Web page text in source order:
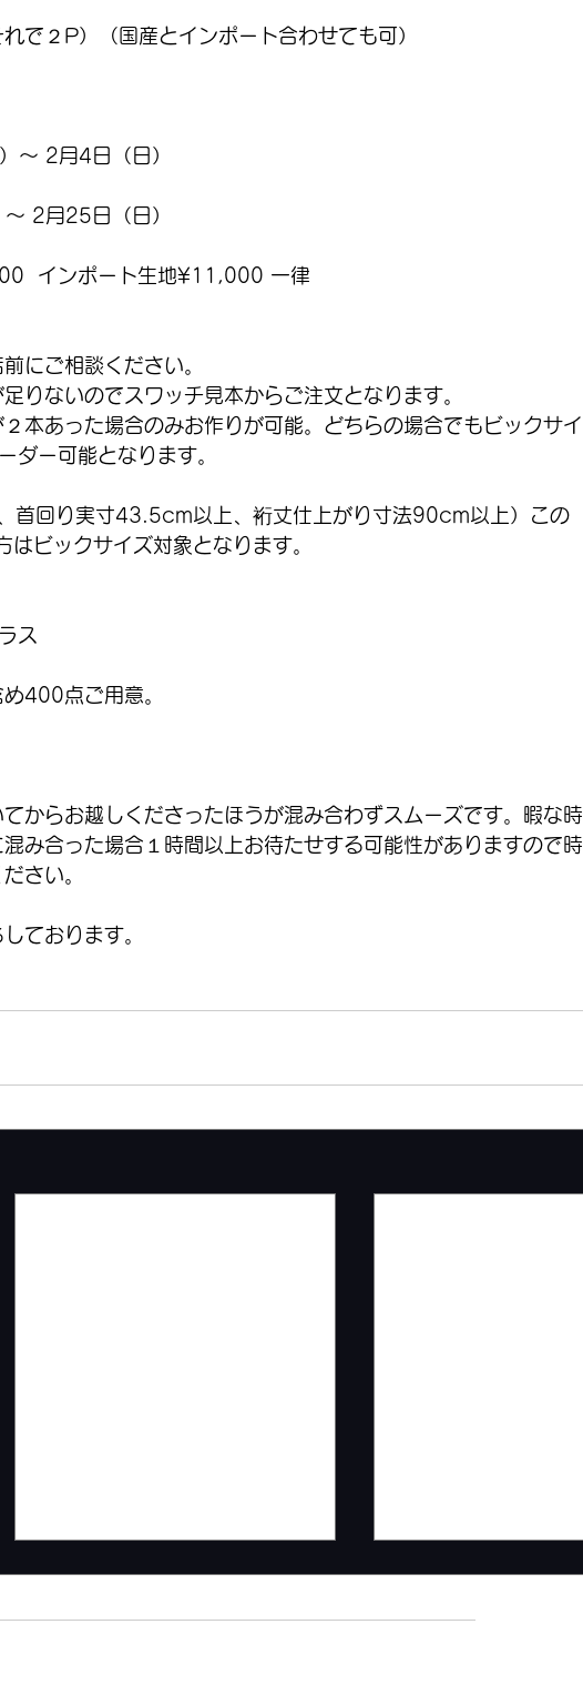
で２P）（国産とインポート合わせても可）
〜 2月4日（日）
2月25日（日）
インポート生地¥11,000 一律
にご相談ください。
りないのでスワッチ見本からご注文となります。
本あった場合のみお作りが可能。どちらの場合でもビックサイ
ー可能となります。
首回り実寸43.5cm以上、裄丈仕上がり寸法90cm以上）この
ビックサイズ対象となります。
ス
400点ご用意。
からお越しくださったほうが混み合わずスムーズです。暇な時
み合った場合１時間以上お待たせする可能性がありますので時
さい。
ております。